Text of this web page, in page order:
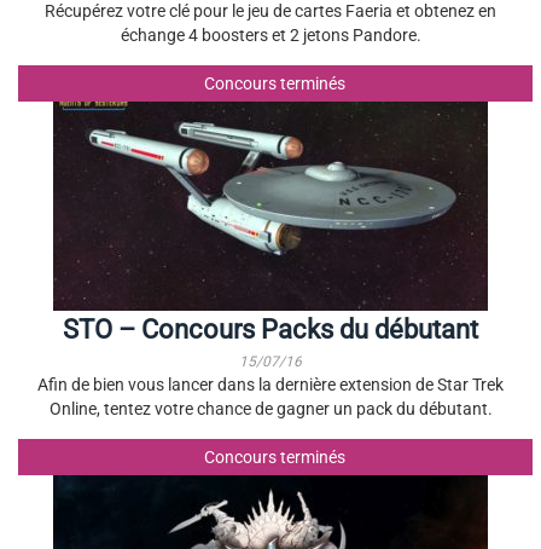
Récupérez votre clé pour le jeu de cartes Faeria et obtenez en
échange 4 boosters et 2 jetons Pandore.
Concours terminés
STO – Concours Packs du débutant
15/07/16
Afin de bien vous lancer dans la dernière extension de Star Trek
Online, tentez votre chance de gagner un pack du débutant.
Concours terminés